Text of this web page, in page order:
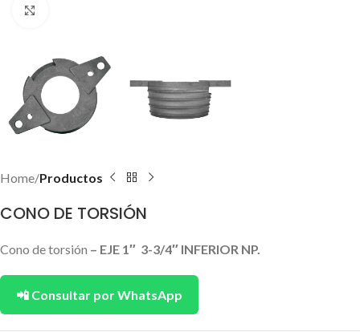
Home Productos
CONO DE TORSIÓN
Cono de torsión – EJE 1″ 3-3/4″ INFERIOR NP.
📲 Consultar por WhatsApp